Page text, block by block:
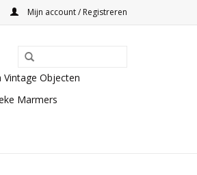
Mijn account / Registreren
Objecten
Marmers